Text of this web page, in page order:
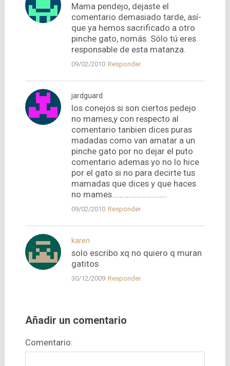
Mama pendejo, dejaste el
comentario demasiado tarde, así­
que ya hemos sacrificado a otro
pinche gato, nomás. Sólo tú eres
responsable de esta matanza.
09/02/2010 Responder
jardguard
los conejos si son ciertos pedejo
no mames,y con respecto al
comentario tanbien dices puras
madadas como van amatar a un
pinche gato por no dejar el puto
comentario ademas yo no lo hice
por el gato si no para decirte tus
mamadas que dices y que haces
no mames………………………..
09/02/2010 Responder
karen
solo escribo xq no quiero q muran
gatitos
30/12/2009 Responder
Añadir un comentario
Comentario: